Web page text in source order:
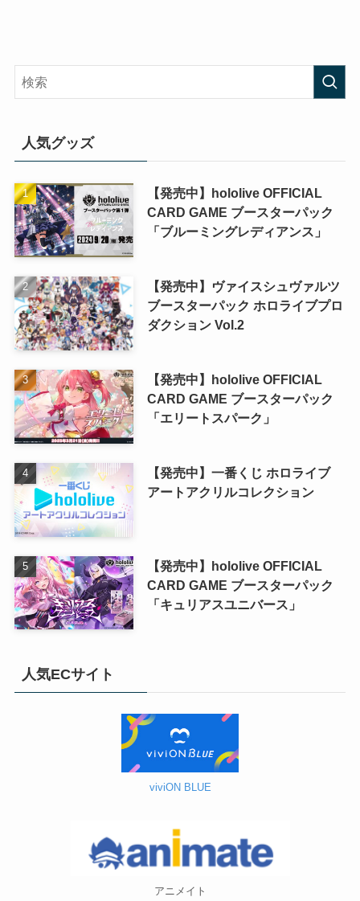
人気グッズ
【発売中】hololive OFFICIAL
CARD GAME ブースターパック
「ブルーミングレディアンス」
【発売中】ヴァイスシュヴァルツ
ブースターパック ホロライブプロ
ダクション Vol.2
【発売中】hololive OFFICIAL
CARD GAME ブースターパック
「エリートスパーク」
【発売中】一番くじ ホロライブ
アートアクリルコレクション
【発売中】hololive OFFICIAL
CARD GAME ブースターパック
「キュリアスユニバース」
人気ECサイト
viviON BLUE
アニメイト